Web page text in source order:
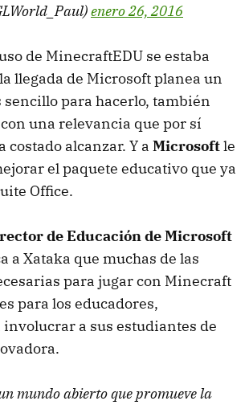
enero 26, 2016
de MinecraftEDU se estaba
llegada de Microsoft planea un
sencillo para hacerlo, también
una relevancia que por sí
alcanzar. Y a Microsoftle
el paquete educativo que ya
Office.
de Educación de Microsoft
a Xataka que muchas de las
para jugar con Minecraft
para los educadores,
involucrar a sus estudiantes de
mundo abierto que promueve la